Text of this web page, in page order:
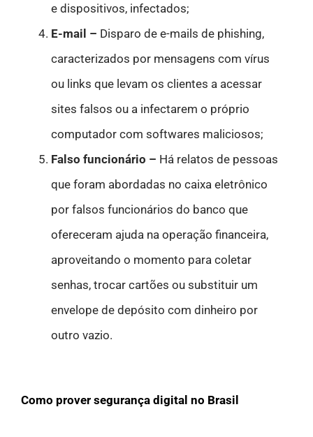
e dispositivos, infectados;
E-mail – Disparo de e-mails de phishing,
caracterizados por mensagens com vírus
ou links que levam os clientes a acessar
sites falsos ou a infectarem o próprio
computador com softwares maliciosos;
Falso funcionário – Há relatos de pessoas
que foram abordadas no caixa eletrônico
por falsos funcionários do banco que
ofereceram ajuda na operação financeira,
aproveitando o momento para coletar
senhas, trocar cartões ou substituir um
envelope de depósito com dinheiro por
outro vazio.
Como prover segurança digital no Brasil